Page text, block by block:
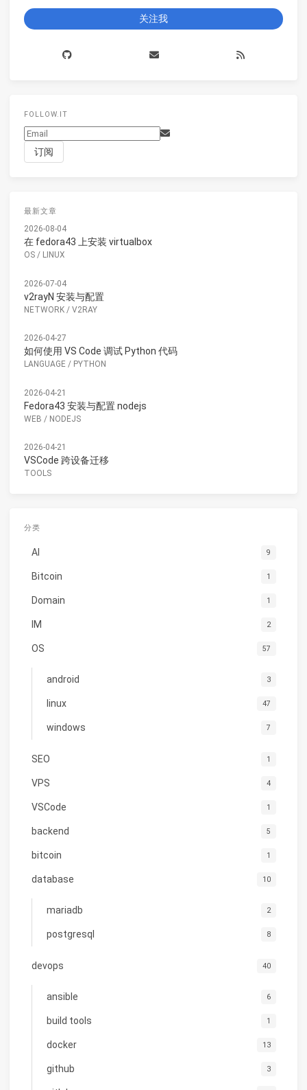
关注我
FOLLOW.IT
最新文章
2026-08-04
在 fedora43 上安装 virtualbox
OS / LINUX
2026-07-04
v2rayN 安装与配置
NETWORK / V2RAY
2026-04-27
如何使用 VS Code 调试 Python 代码
LANGUAGE / PYTHON
2026-04-21
Fedora43 安装与配置 nodejs
WEB / NODEJS
2026-04-21
VSCode 跨设备迁移
TOOLS
分类
AI 9
Bitcoin 1
Domain 1
IM 2
OS 57
android 3
linux 47
windows 7
SEO 1
VPS 4
VSCode 1
backend 5
bitcoin 1
database 10
mariadb 2
postgresql 8
devops 40
ansible 6
build tools 1
docker 13
github 3